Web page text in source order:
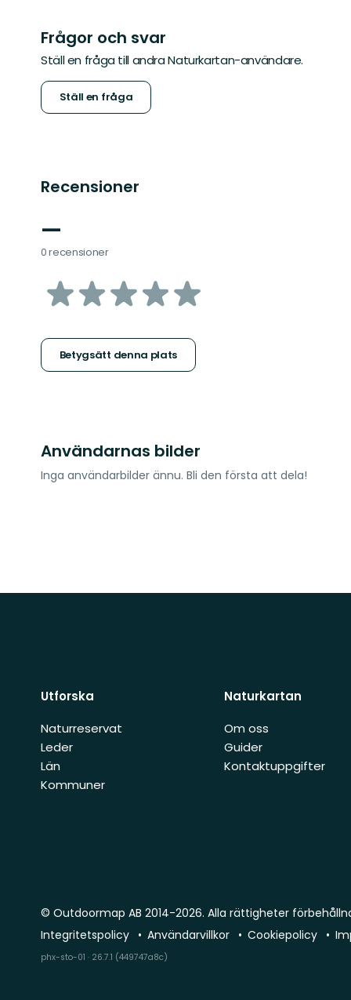
Frågor och svar
Ställ en fråga till andra Naturkartan-användare.
Ställ en fråga
Recensioner
—
0 recensioner
av
stjärnor
Betygsätt denna plats
Användarnas bilder
Inga användarbilder ännu. Bli den första att dela!
Utforska
Naturreservat
Leder
Län
Kommuner
Naturkartan
Om oss
Guider
Kontaktuppgifter
© Outdoormap AB 2014-2026. Alla rättigheter
Integritetspolicy
Användarvillkor Cookiepolicy
phx-sto-01 · 26.7.1 (449747a8c)